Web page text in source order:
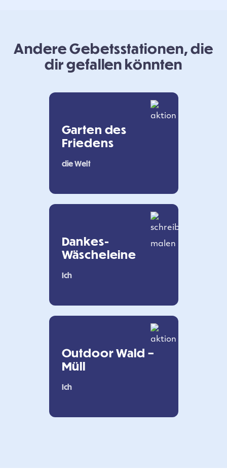
Andere Gebetsstationen, die
dir gefallen könnten
Garten des
Friedens
die Welt
Dankes-
Wäscheleine
Ich
Outdoor Wald –
Müll
Ich